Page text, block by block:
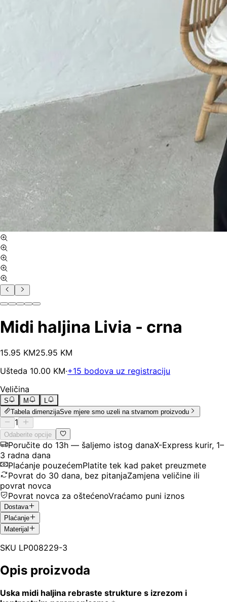
Midi haljina Livia - crna
15.95 KM25.95 KM
Ušteda 10.00 KM·+15 bodova uz registraciju
Veličina
S M
L
Tabela dimenzijaSve mjere smo uzeli na stvarnom proizvodu
1
Odaberite opcije
Poručite do 13h — šaljemo istog danaX-Express kurir, 1–
3 radna dana
Plaćanje pouzećemPlatite tek kad paket preuzmete
Povrat do 30 dana, bez pitanjaZamjena veličine ili
povrat novca
Povrat novca za oštećenoVraćamo puni iznos
Dostava
Plaćanje
Materijal
SKU LP008229-3
Opis proizvoda
Uska midi haljina rebraste strukture s izrezom i